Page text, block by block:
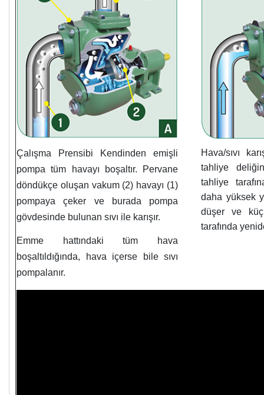
Çalışma Prensibi Kendinden emişli
pompa tüm havayı boşaltır. Pervane
döndükçe oluşan vakum (2) havayı (1)
pompaya çeker ve burada pompa
gövdesinde bulunan sıvı ile karışır.
Emme hattındaki tüm hava
boşaltıldığında, hava içerse bile sıvı
pompalanır.
Hava/sıvı
tahliye
tahliye
daha yüksek
düşer ve
tarafında